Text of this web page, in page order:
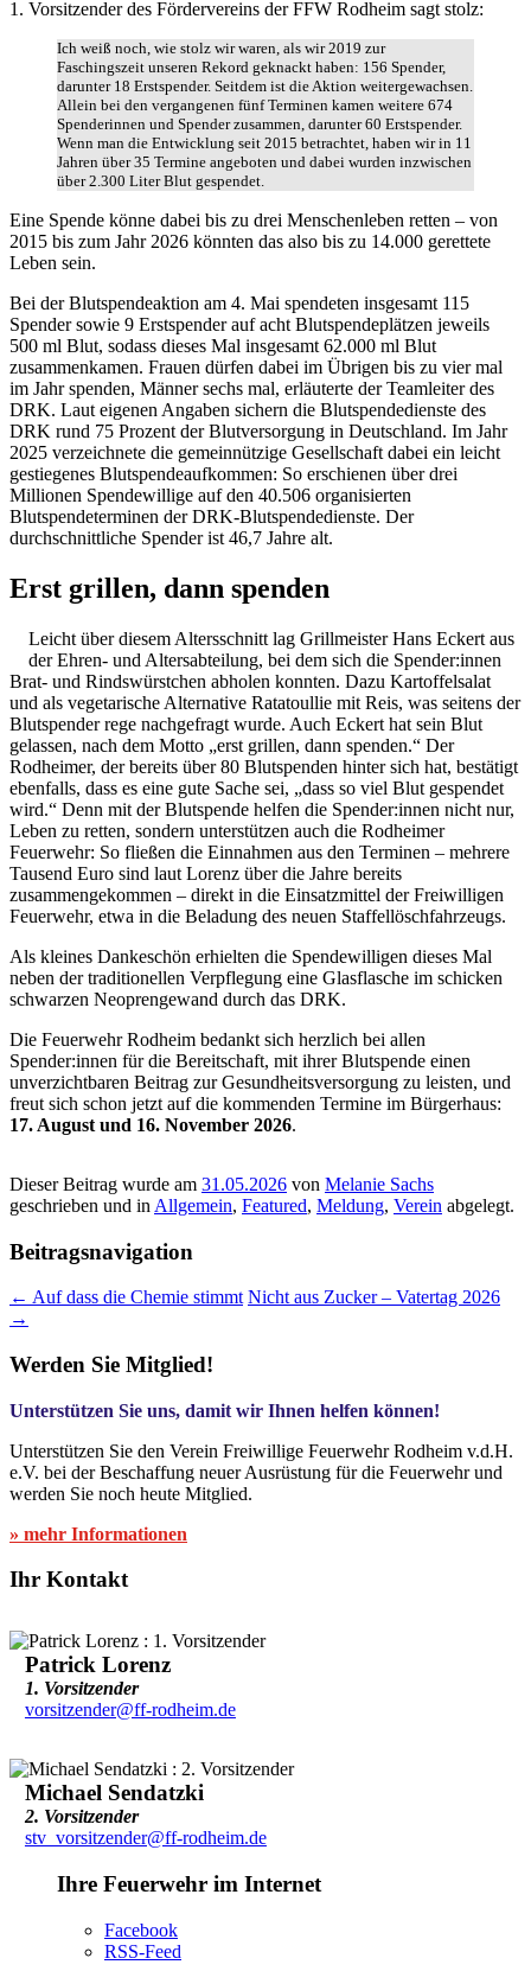
1. Vorsitzender des Fördervereins der FFW Rodheim sagt stolz:
Ich weiß noch, wie stolz wir waren, als wir 2019 zur
Faschingszeit unseren Rekord geknackt haben: 156 Spender,
darunter 18 Erstspender. Seitdem ist die Aktion weitergewachsen.
Allein bei den vergangenen fünf Terminen kamen weitere 674
Spenderinnen und Spender zusammen, darunter 60 Erstspender.
Wenn man die Entwicklung seit 2015 betrachtet, haben wir in 11
Jahren über 35 Termine angeboten und dabei wurden inzwischen
über 2.300 Liter Blut gespendet.
Eine Spende könne dabei bis zu drei Menschenleben retten – von
2015 bis zum Jahr 2026 könnten das also bis zu 14.000 gerettete
Leben sein.
Bei der Blutspendeaktion am 4. Mai spendeten insgesamt 115
Spender sowie 9 Erstspender auf acht Blutspendeplätzen jeweils
500 ml Blut, sodass dieses Mal insgesamt 62.000 ml Blut
zusammenkamen. Frauen dürfen dabei im Übrigen bis zu vier mal
im Jahr spenden, Männer sechs mal, erläuterte der Teamleiter des
DRK. Laut eigenen Angaben sichern die Blutspendedienste des
DRK rund 75 Prozent der Blutversorgung in Deutschland. Im Jahr
2025 verzeichnete die gemeinnützige Gesellschaft dabei ein leicht
gestiegenes Blutspendeaufkommen: So erschienen über drei
Millionen Spendewillige auf den 40.506 organisierten
Blutspendeterminen der DRK-Blutspendedienste. Der
durchschnittliche Spender ist 46,7 Jahre alt.
Erst grillen, dann spenden
Leicht über diesem Altersschnitt lag Grillmeister Hans Eckert aus
der Ehren- und Altersabteilung, bei dem sich die Spender:innen
Brat- und Rindswürstchen abholen konnten. Dazu Kartoffelsalat
und als vegetarische Alternative Ratatoullie mit Reis, was seitens der
Blutspender rege nachgefragt wurde. Auch Eckert hat sein Blut
gelassen, nach dem Motto „erst grillen, dann spenden.“ Der
Rodheimer, der bereits über 80 Blutspenden hinter sich hat, bestätigt
ebenfalls, dass es eine gute Sache sei, „dass so viel Blut gespendet
wird.“ Denn mit der Blutspende helfen die Spender:innen nicht nur,
Leben zu retten, sondern unterstützen auch die Rodheimer
Feuerwehr: So fließen die Einnahmen aus den Terminen – mehrere
Tausend Euro sind laut Lorenz über die Jahre bereits
zusammengekommen – direkt in die Einsatzmittel der Freiwilligen
Feuerwehr, etwa in die Beladung des neuen Staffellöschfahrzeugs.
Als kleines Dankeschön erhielten die Spendewilligen dieses Mal
neben der traditionellen Verpflegung eine Glasflasche im schicken
schwarzen Neoprengewand durch das DRK.
Die Feuerwehr Rodheim bedankt sich herzlich bei allen
Spender:innen für die Bereitschaft, mit ihrer Blutspende einen
unverzichtbaren Beitrag zur Gesundheitsversorgung zu leisten, und
freut sich schon jetzt auf die kommenden Termine im Bürgerhaus:
17. August und 16. November 2026.
Dieser Beitrag wurde am 31.05.2026 von Melanie Sachs
geschrieben und in Allgemein, Featured, Meldung, Verein abgelegt.
Beitragsnavigation
← Auf dass die Chemie stimmt Nicht aus Zucker – Vatertag 2026
→
Werden Sie Mitglied!
Unterstützen Sie uns, damit wir Ihnen helfen können!
Unterstützen Sie den Verein Freiwillige Feuerwehr Rodheim v.d.H.
e.V. bei der Beschaffung neuer Ausrüstung für die Feuerwehr und
werden Sie noch heute Mitglied.
» mehr Informationen
Ihr Kontakt
Patrick Lorenz
1. Vorsitzender
vorsitzender@ff-rodheim.de
Michael Sendatzki
2. Vorsitzender
stv_vorsitzender@ff-rodheim.de
Ihre Feuerwehr im Internet
Facebook
RSS-Feed